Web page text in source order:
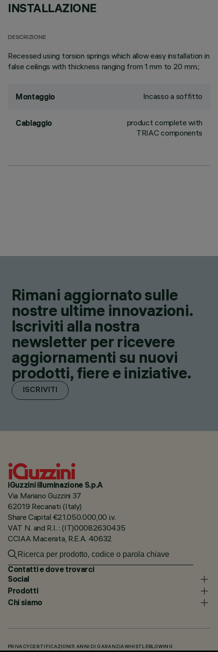
INSTALLAZIONE
DESCRIZIONE
Recessed using torsion springs which allow easy installation in
false ceilings with thickness ranging from 1 mm to 20 mm.;
Montaggio Incasso a soffitto
Cablaggio
product complete with
TRIAC components
Rimani aggiornato sulle
nostre ultime innovazioni.
Iscriviti alla nostra
newsletter per ricevere
aggiornamenti su nuovi
prodotti, fiere e iniziative.
ISCRIVITI
iGuzzini illuminazione S.p.A
Via Mariano Guzzini 37
62019 Recanati (Italy)
Share Capital €21.050.000,00 i.v.
VAT N. and R.I. : (IT)00082630435
CCIAA Macerata, R.E.A. 40632
Contatti e dove trovarci
Social
Prodotti
Chi siamo
PRIVACY CERTIFICAZIONI 5 ANNI DI GARANZIAWHISTLEBLOWING